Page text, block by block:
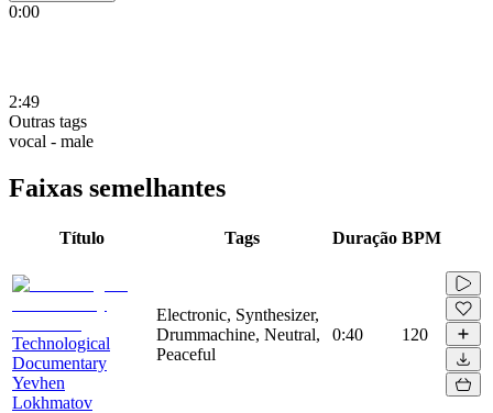
0:00
2:49
Outras tags
vocal - male
Faixas semelhantes
Título Tags Duração BPM
Technological
Documentary
Yevhen
Lokhmatov
Electronic, Synthesizer,
Drummachine, Neutral,
Peaceful
0:40 120